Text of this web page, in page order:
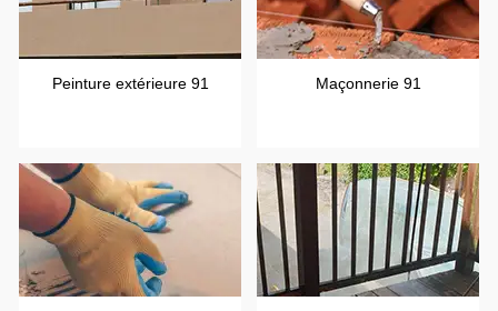
Peinture extérieure 91 Maçonnerie 91